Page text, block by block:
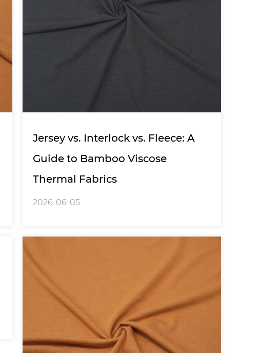
Jersey vs. Interlock vs. Fleece: A
Guide to Bamboo Viscose
Thermal Fabrics
2026-06-05